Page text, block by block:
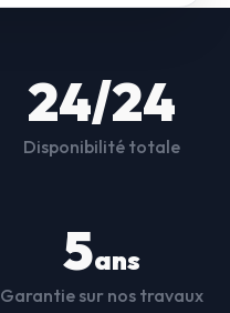
24/24
Disponibilité totale
5ans
Garantie sur nos travaux